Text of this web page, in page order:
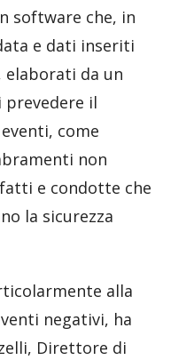
software che, in
e dati inseriti
da un
il
come
non
e condotte che
la sicurezza
alla
negativi, ha
Direttore di